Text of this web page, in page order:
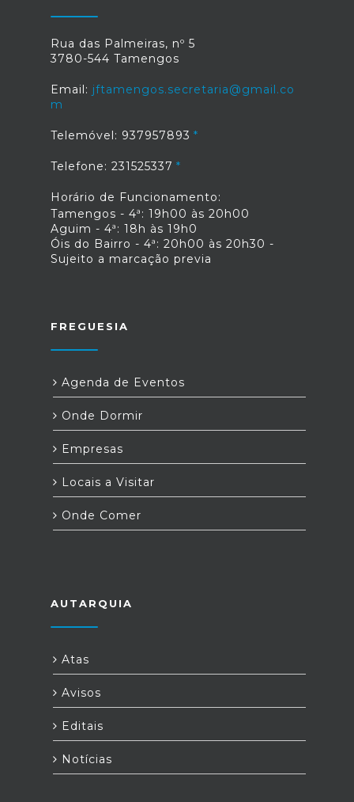
Rua das Palmeiras, nº 5
3780-544 Tamengos
Email: jftamengos.secretaria@gmail.co
m
Telemóvel: 937957893
Telefone: 231525337
Horário de Funcionamento:
Tamengos - 4ª: 19h00 às 20h00
Aguim - 4ª: 18h às 19h0
Óis do Bairro - 4ª: 20h00 às 20h30 -
Sujeito a marcação previa
FREGUESIA
Agenda de Eventos
Onde Dormir
Empresas
Locais a Visitar
Onde Comer
AUTARQUIA
Atas
Avisos
Editais
Notícias